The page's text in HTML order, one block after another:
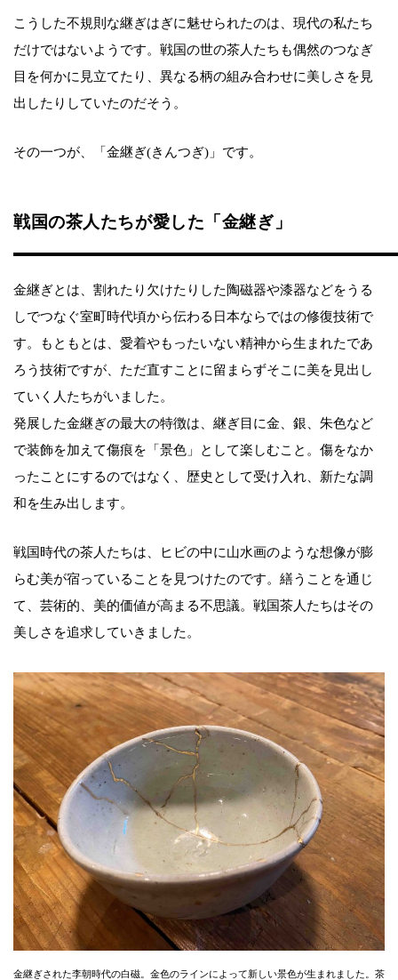
こうした不規則な継ぎはぎに魅せられたのは、現代の私たち
だけではないようです。戦国の世の茶人たちも偶然のつなぎ
目を何かに見立てたり、異なる柄の組み合わせに美しさを見
出したりしていたのだそう。
その一つが、「金継ぎ(きんつぎ)」です。
戦国の茶人たちが愛した「金継ぎ」
金継ぎとは、割れたり欠けたりした陶磁器や漆器などをうる
しでつなぐ室町時代頃から伝わる日本ならではの修復技術で
す。もともとは、愛着やもったいない精神から生まれたであ
ろう技術ですが、ただ直すことに留まらずそこに美を見出し
ていく人たちがいました。
発展した金継ぎの最大の特徴は、継ぎ目に金、銀、朱色など
で装飾を加えて傷痕を「景色」として楽しむこと。傷をなか
ったことにするのではなく、歴史として受け入れ、新たな調
和を生み出します。
戦国時代の茶人たちは、ヒビの中に山水画のような想像が膨
らむ美が宿っていることを見つけたのです。繕うことを通じ
て、芸術的、美的価値が高まる不思議。戦国茶人たちはその
美しさを追求していきました。
金継ぎされた李朝時代の白磁。金色のラインによって新しい景色が生まれました。茶